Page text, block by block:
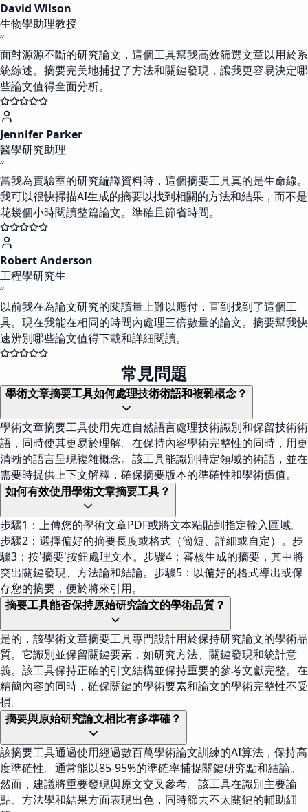
David Wilson
生物學助理教授
“
面對源源不斷的研究論文，這個工具幫我高效篩選文章以用於系
統綜述。摘要完美地捕捉了方法和關鍵發現，讓我更容易決定哪
些論文值得全面分析。
Jennifer Parker
醫學研究助理
“
當我為實驗室的研究編譯資料時，這個摘要工具真的是生命線。
我可以很快掃描AI生成的摘要以找到相關的方法和結果，而不是
花幾個小時閱讀整篇論文。準確且節省時間。
Robert Anderson
工程學研究生
“
以前我在為論文研究的閱讀量上難以應付，直到找到了這個工
具。現在我能在相同的時間內處理三倍數量的論文。摘要幫我快
速辨別哪些論文值得下載和詳細閱讀。
常見問題
學術文章摘要工具如何處理技術術語和複雜概念？
學術文章摘要工具使用先進自然語言處理技術識別和保留技術術
語，同時使其更易於理解。在保持內容學術完整性的同時，用更
清晰的語言呈現複雜概念。該工具能識別特定領域的術語，並在
需要時提供上下文解釋，確保摘要版本的準確性和學術價值。
如何有效使用學術文章摘要工具？
步驟1：上傳您的學術文章PDF或將文本粘貼到指定輸入區域。
步驟2：選擇偏好的摘要長度或格式（簡短、詳細或自定）。步
驟3：按'摘要'按鈕處理文本。步驟4：審核生成的摘要，其中將
突出關鍵發現、方法論和結論。步驟5：以偏好的格式導出或保
存您的摘要，便於將來引用。
摘要工具能否保持原始研究論文的學術品質？
是的，該學術文章摘要工具專門設計用於保持研究論文的學術品
質。它識別並保留關鍵要素，如研究方法、關鍵發現和統計意
義。該工具保持正確的引文結構並保持重要的參考文獻完整。在
精簡內容的同時，確保關鍵的學術要素和論文的學術完整性不受
損。
摘要與原始研究論文相比有多準確？
該摘要工具通過使用經過數百萬學術論文訓練的AI算法，保持高
度準確性。通常能以85-95%的準確率捕捉關鍵研究點和結論。
然而，建議將重要發現與原文交叉參考。該工具在識別主要論
點、方法學和結果方面表現出色，同時篩去不太關鍵的輔助細